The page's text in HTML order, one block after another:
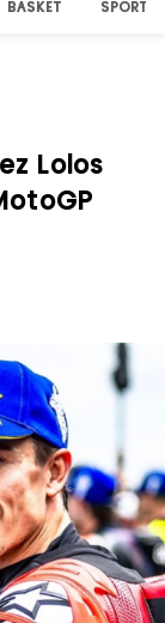
BASKET SPORT
Lolos